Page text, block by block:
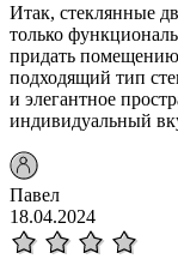
Итак, стеклянные
только
придать
подходящий тип
и элегантное
индивидуальный
Павел
18.04.2024